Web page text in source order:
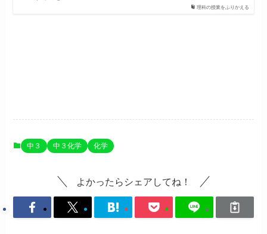
理科の授業をふりかえる
中３ 中３化学 化学
よかったらシェアしてね！